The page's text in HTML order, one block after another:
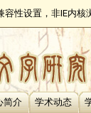
性设置，非IE内核
简介 学术动态